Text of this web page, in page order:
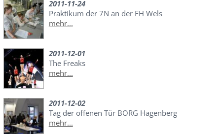
2011-11-24
Praktikum der 7N an der FH Wels
mehr...
2011-12-01
The Freaks
mehr...
2011-12-02
Tag der offenen Tür BORG Hagenberg
mehr...